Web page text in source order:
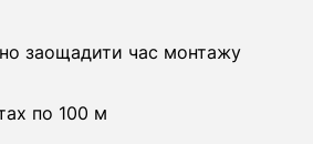
заощадити час монтажу
по 100 м